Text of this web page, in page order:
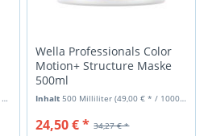
Wella Professionals Color
Motion+ Structure Maske
500ml
Inhalt 500 Milliliter(49,00 € * / 1000 Milliliter)
34,27 € *
24,50 € *